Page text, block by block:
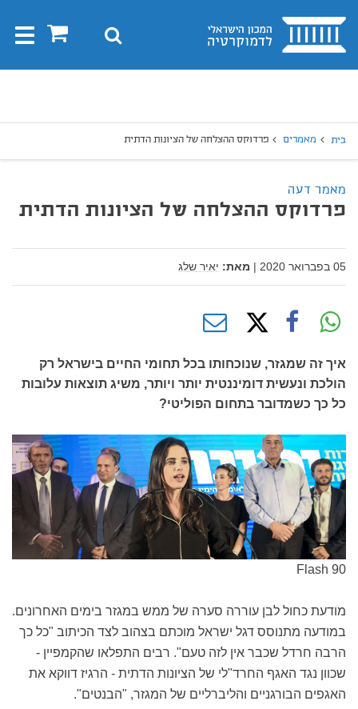
בית 0 חיפוש
בית מאמרים פרדוקס ההצלחה של הציונות הדתית
מאמר דעה
פרדוקס ההצלחה של הציונות הדתית
05 בפברואר 2020 | מאת: יאיר שלג
איך זה שמגזר, שנוכחותו בכל תחומי החיים בישראל רק
הולכת ונעשית דומיננטית יותר ויותר, משיג תוצאות עלובות
כל כך כשמדובר בתחום הפוליטי?
Flash 90
מודעת כחול לבן עוררה סערה של ממש במגזר בימים האחרונים.
במודעה מתנוסס דגל ישראל מוכתם בצהוב לצד הכיתוב "כל כך
הרבה חרדל שכבר אין לזה טעם". רבים התפלאו שהקמפיין -
שכוון נגד האגף החרד"לי של הציונות הדתית - הרגיז דווקא את
האגפים הבורגניים והליברליים של המגזר, "הבנטים".